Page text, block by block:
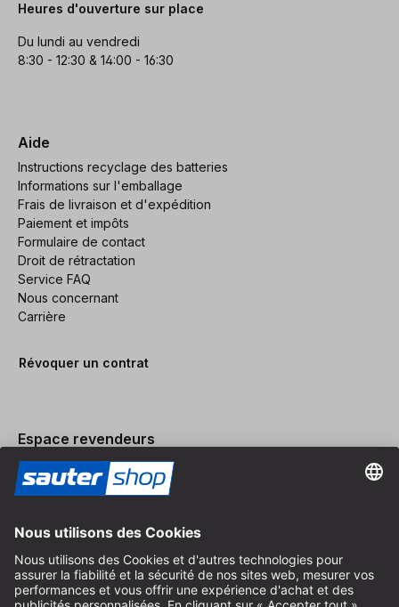
Heures d'ouverture sur place
Du lundi au vendredi
8:30 - 12:30 & 14:00 - 16:30
Aide
Instructions recyclage des batteries
Informations sur l'emballage
Frais de livraison et d'expédition
Paiement et impôts
Formulaire de contact
Droit de rétractation
Service FAQ
Nous concernant
Carrière
Révoquer un contrat
Espace revendeurs
Devenir revendeur
Mentions légales